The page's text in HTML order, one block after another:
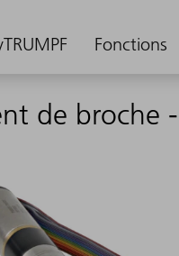
Fonctions
de broche